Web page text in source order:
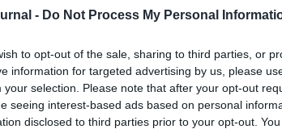
- Do Not Process My Personal
to opt-out of the sale, sharing to third parties, or
information for targeted advertising by us, please
your selection. Please note that after your opt-out
seeing interest-based ads based on personal
disclosed to third parties prior to your opt-out.